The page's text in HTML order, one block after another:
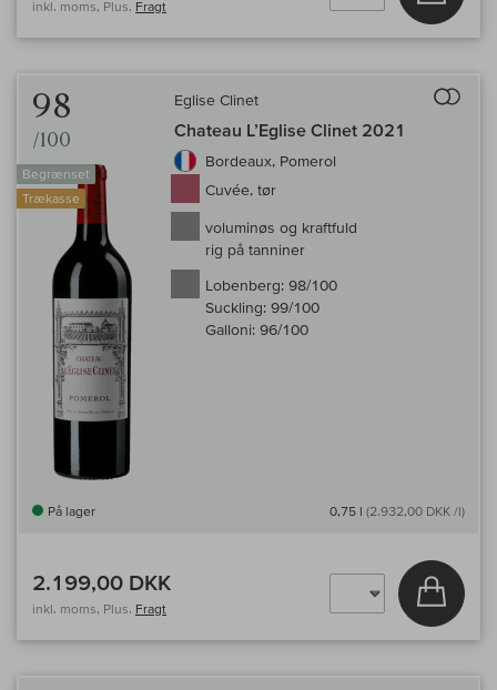
inkl. moms, Plus. Fragt
98
/100
Begrænset
Trækasse
Eglise Clinet
Chateau L’Eglise Clinet 2021
Bordeaux, Pomerol
Cuvée, tør
voluminøs og kraftfuld
rig på tanniner
Lobenberg: 98/100
Suckling: 99/100
Galloni: 96/100
På lager 0,75 l (2.932,00 DKK /l)
2.199,00 DKK
inkl. moms, Plus. Fragt
Læg i